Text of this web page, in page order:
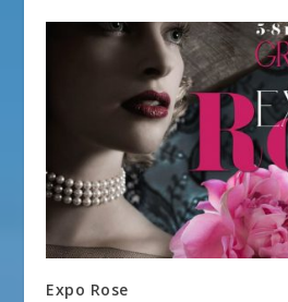
Expo Rose